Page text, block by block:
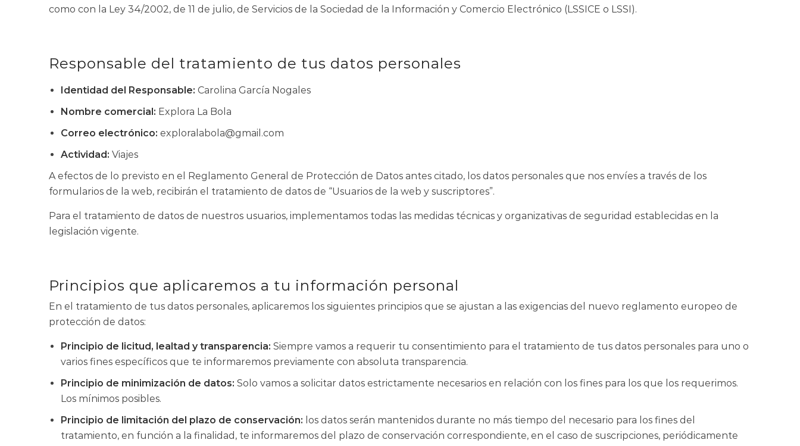
como con la Ley 34/2002, de 11 de julio, de Servicios de la Sociedad de la Información y Comercio Electrónico (LSSICE o LSSI).
Responsable del tratamiento de tus datos personales
Identidad del Responsable: Carolina García Nogales
Nombre comercial: Explora La Bola
Correo electrónico: exploralabola@gmail.com
Actividad: Viajes
A efectos de lo previsto en el Reglamento General de Protección de Datos antes citado, los datos personales que nos envíes a través de los
formularios de la web, recibirán el tratamiento de datos de “Usuarios de la web y suscriptores”.
Para el tratamiento de datos de nuestros usuarios, implementamos todas las medidas técnicas y organizativas de seguridad establecidas en la
legislación vigente.
Principios que aplicaremos a tu información personal
En el tratamiento de tus datos personales, aplicaremos los siguientes principios que se ajustan a las exigencias del nuevo reglamento europeo de
protección de datos:
Principio de licitud, lealtad y transparencia: Siempre vamos a requerir tu consentimiento para el tratamiento de tus datos personales para uno o
varios fines específicos que te informaremos previamente con absoluta transparencia.
Principio de minimización de datos: Solo vamos a solicitar datos estrictamente necesarios en relación con los fines para los que los requerimos.
Los mínimos posibles.
Principio de limitación del plazo de conservación: los datos serán mantenidos durante no más tiempo del necesario para los fines del
tratamiento, en función a la finalidad, te informaremos del plazo de conservación correspondiente, en el caso de suscripciones, periódicamente